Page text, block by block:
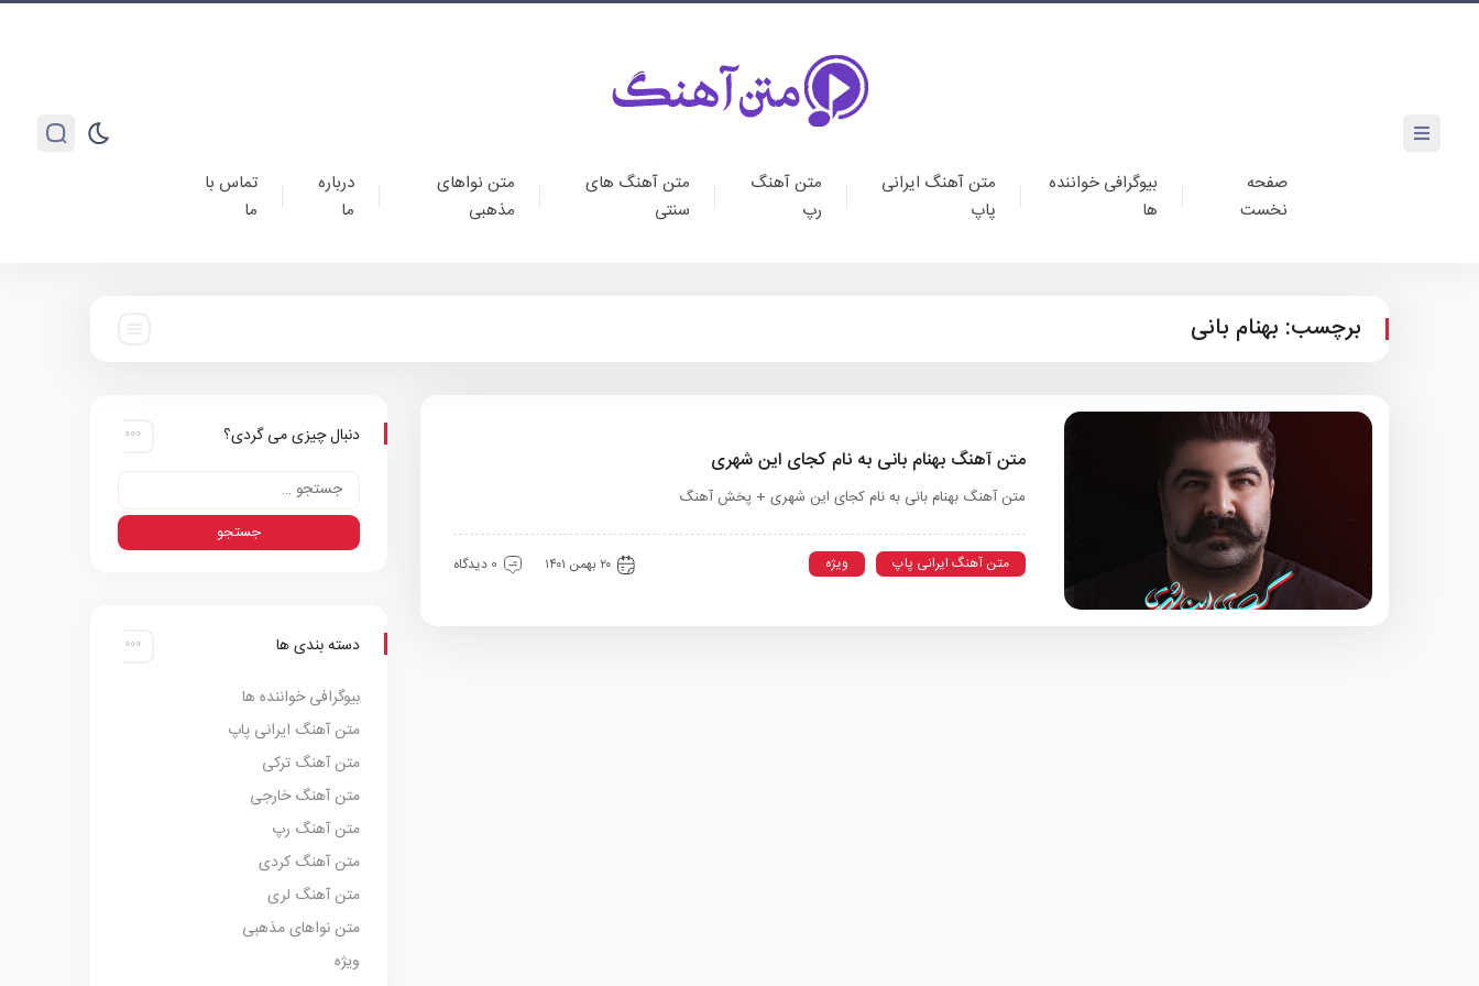
صفحه
نخست
بیوگرافی خواننده
ها
متن آهنگ ایرانی
پاپ
متن آهنگ
رپ
متن آهنگ های
سنتی
متن نواهای
مذهبی
درباره
ما
تماس با
ما
برچسب: بهنام بانی
متن آهنگ بهنام بانی به نام کجای این شهری
متن آهنگ بهنام بانی به نام کجای این شهری + پخش آهنگ
متن آهنگ ایرانی پاپ ویژه ۲۰ بهمن ۱۴۰۱ 0 دیدگاه
دنبال چیزی می گردی؟
دسته بندی ها
بیوگرافی خواننده ها
متن آهنگ ایرانی پاپ
متن آهنگ ترکی
متن آهنگ خارجی
متن آهنگ رپ
متن آهنگ کردی
متن آهنگ لری
متن نواهای مذهبی
ویژه